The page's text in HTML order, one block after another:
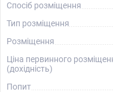
Спосіб розміщення
Тип розміщення
Розміщення
Ціна первинного
(дохідність)
Попит